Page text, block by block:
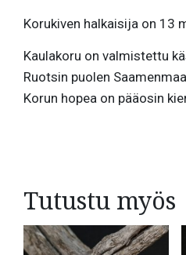
Korukiven halkaisija on 13
Kaulakoru on valmistettu
Ruotsin puolen
Korun hopea on pääosin
Tutustu myös